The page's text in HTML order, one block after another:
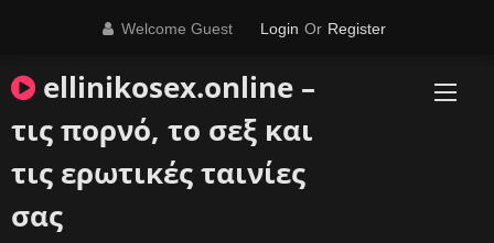
Welcome Guest Login Or Register
ellinikosex.online –
τις πορνό, το σεξ και
τις ερωτικές ταινίες
σας